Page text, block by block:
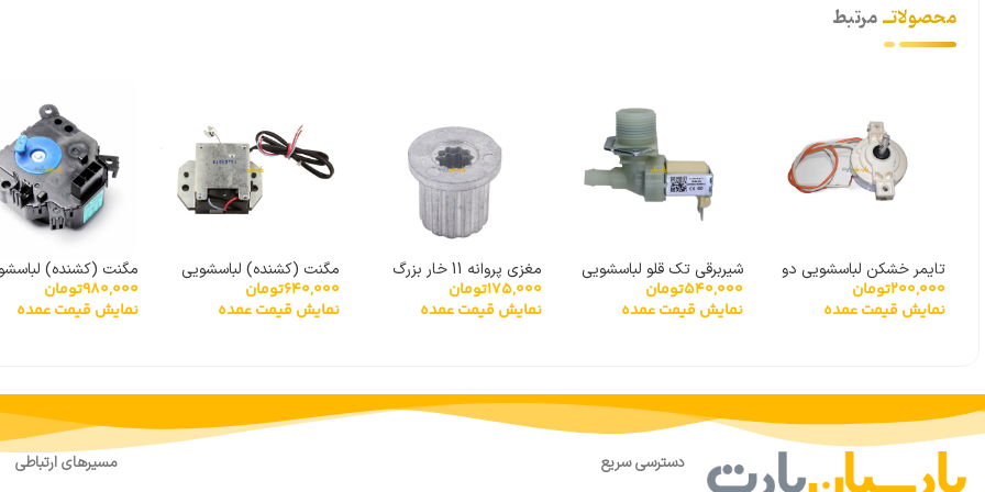
محصولاتــمرتبط
تایمر خشکن لباسشویی دو
قلو 2 سیم
200,000تومان
نمایش قیمت عمده
شیربرقی تک قلو لباسشویی
90 درجه بایترون
540,000تومان
نمایش قیمت عمده
مغزی پروانه 11 خار بزرگ
175,000تومان
نمایش قیمت عمده
مگنت (کشنده) لباسشویی
XPQ-6
640,000تومان
نمایش قیمت عمده
مگنت (کشنده)
توشیبا مدل HM-15N-4
980,000تومان
نمایش قیمت عمده
دسترسی سریع مسیرهای ارتباطی